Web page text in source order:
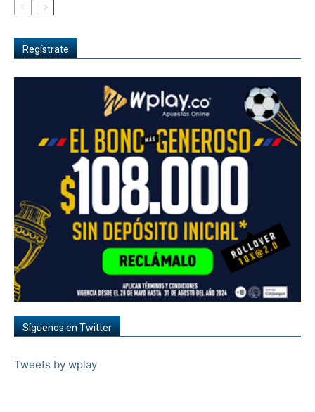
Regístrate
Síguenos en Twitter
Tweets by wplay